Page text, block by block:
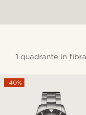
1 quadrante in
-40%